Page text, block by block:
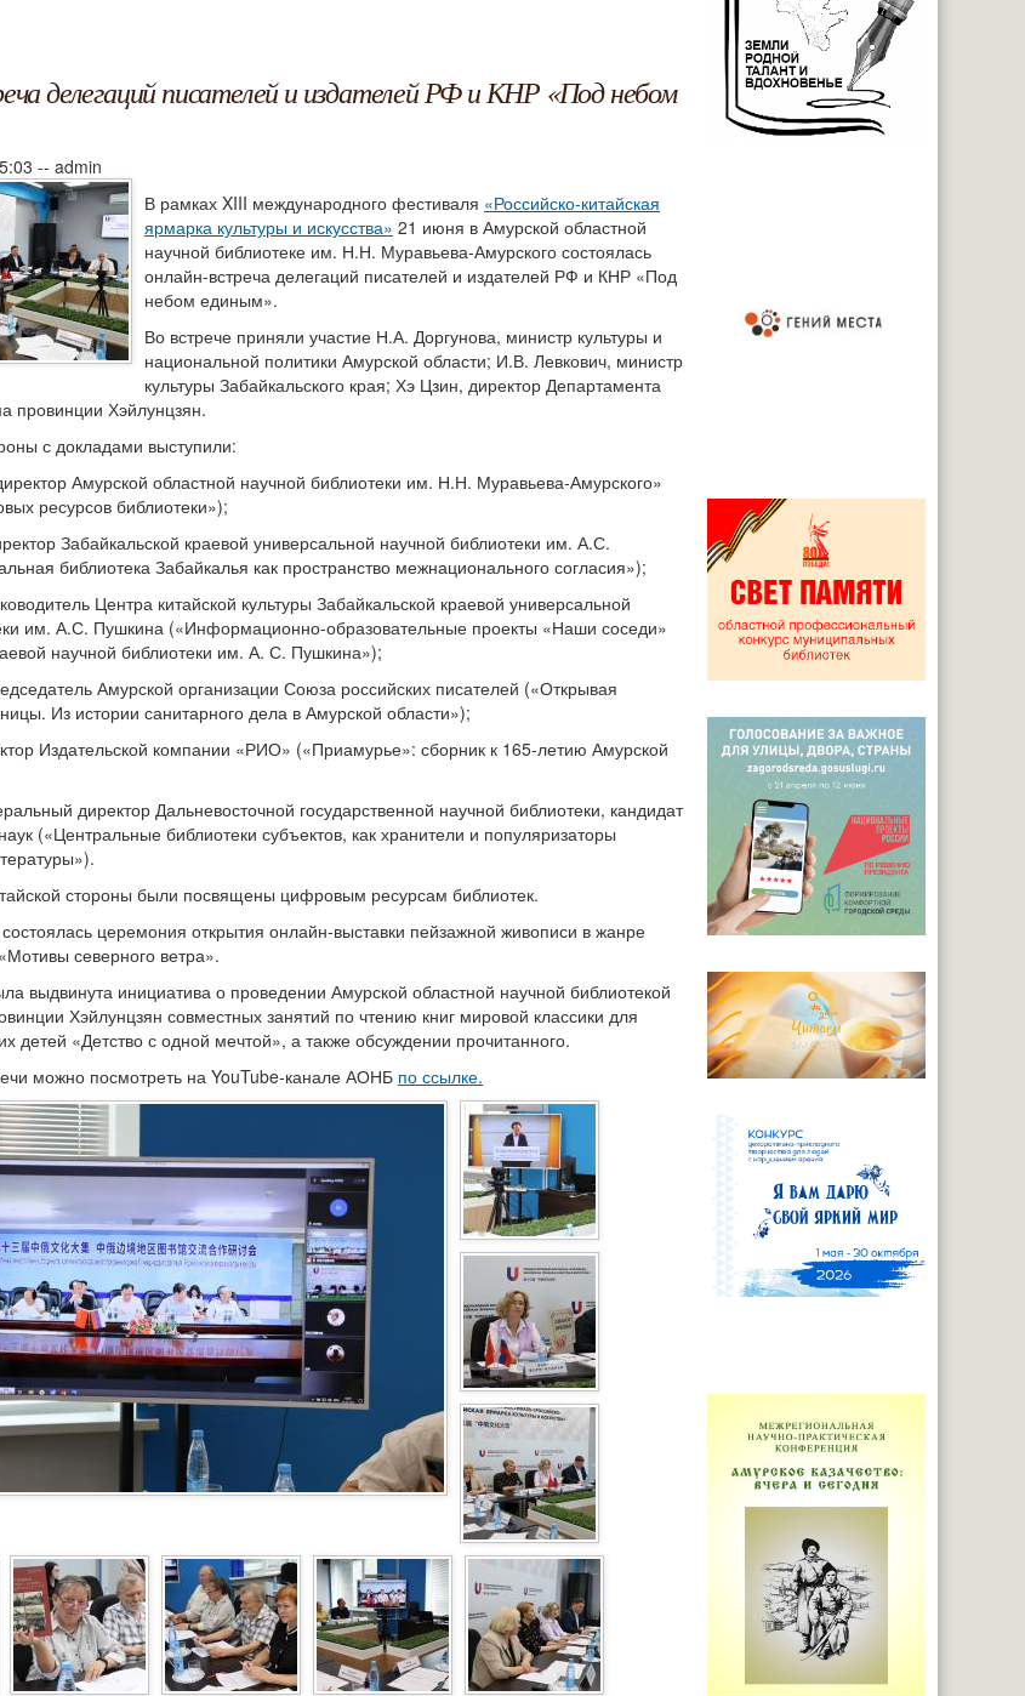
делегаций писателей и издателей РФ и КНР «Под небом
-- admin
В рамках XIII международного фестиваля «Российско-китайская
ярмарка культуры и искусства» 21 июня в Амурской областной
научной библиотеке им. Н.Н. Муравьева-Амурского состоялась
онлайн-встреча делегаций писателей и издателей РФ и КНР «Под
небом единым».
Во встрече приняли участие Н.А. Доргунова, министр культуры и
национальной политики Амурской области; И.В. Левкович, министр
культуры Забайкальского края; Хэ Цзин, директор Департамента
провинции Хэйлунцзян.
с докладами выступили:
Амурской областной научной библиотеки им. Н.Н. Муравьева-Амурского»
ресурсов библиотеки»);
Забайкальской краевой универсальной научной библиотеки им. А.С.
библиотека Забайкалья как пространство межнационального согласия»);
Центра китайской культуры Забайкальской краевой универсальной
им. А.С. Пушкина («Информационно-образовательные проекты «Наши соседи»
научной библиотеки им. А. С. Пушкина»);
Амурской организации Союза российских писателей («Открывая
Из истории санитарного дела в Амурской области»);
Издательской компании «РИО» («Приамурье»: сборник к 165-летию Амурской
директор Дальневосточной государственной научной библиотеки, кандидат
(«Центральные библиотеки субъектов, как хранители и популяризаторы
стороны были посвящены цифровым ресурсам библиотек.
церемония открытия онлайн-выставки пейзажной живописи в жанре
северного ветра».
выдвинута инициатива о проведении Амурской областной научной библиотекой
Хэйлунцзян совместных занятий по чтению книг мировой классики для
детей «Детство с одной мечтой», а также обсуждении прочитанного.
можно посмотреть на YouTube-канале АОНБ по ссылке.